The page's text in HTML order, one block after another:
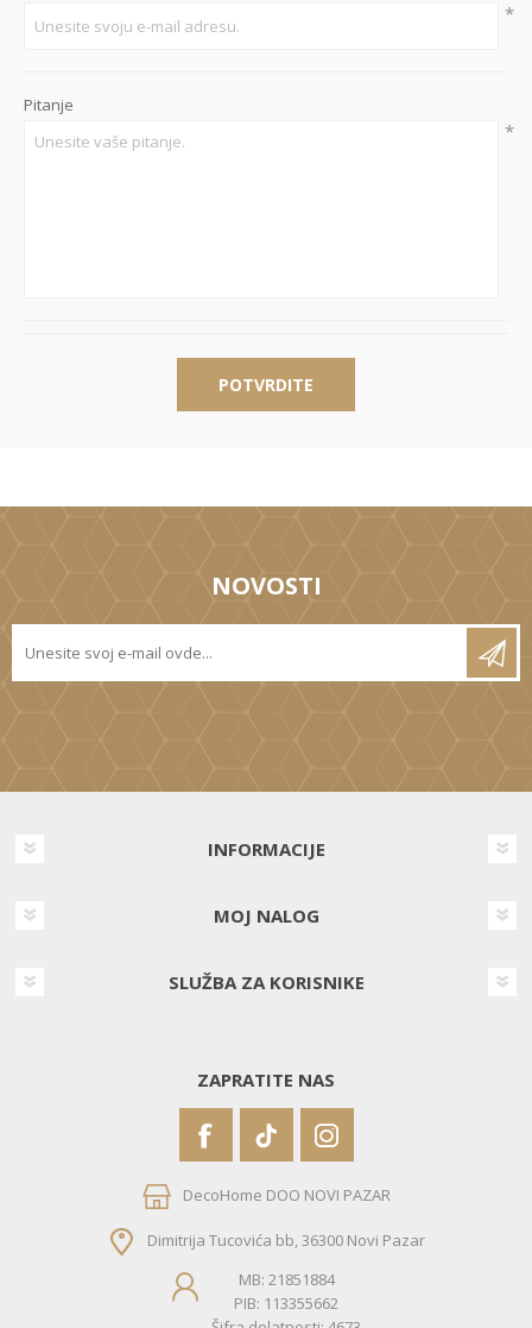
*
Pitanje
*
POTVRDITE
NOVOSTI
INFORMACIJE
MOJ NALOG
SLUŽBA ZA KORISNIKE
ZAPRATITE NAS
DecoHome DOO NOVI PAZAR
Dimitrija Tucovića bb, 36300 Novi Pazar
MB: 21851884
PIB: 113355662